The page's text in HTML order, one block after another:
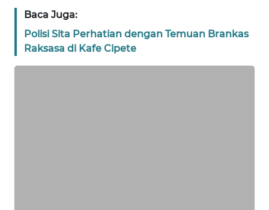
Baca Juga:
Polisi Sita Perhatian dengan Temuan Brankas
Raksasa di Kafe Cipete
REDAKSI
KARIR